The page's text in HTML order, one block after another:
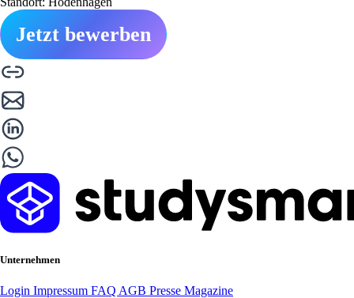
Jetzt bewerben
Unternehmen
Login Impressum FAQ AGB Presse Magazine